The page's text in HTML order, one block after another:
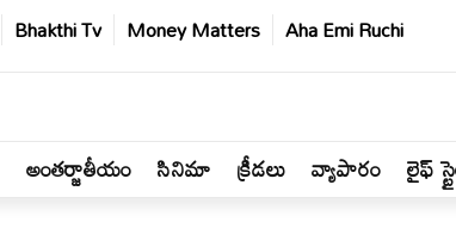
Bhakthi Tv Money Matters Aha Emi Ruchi
అంతర్జాతీయం సినిమా క్రీడలు వ్యాపారం లైఫ్